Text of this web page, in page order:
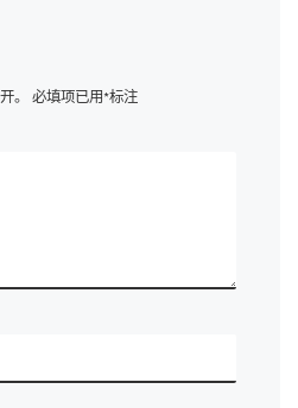
。 必填项已用*标注